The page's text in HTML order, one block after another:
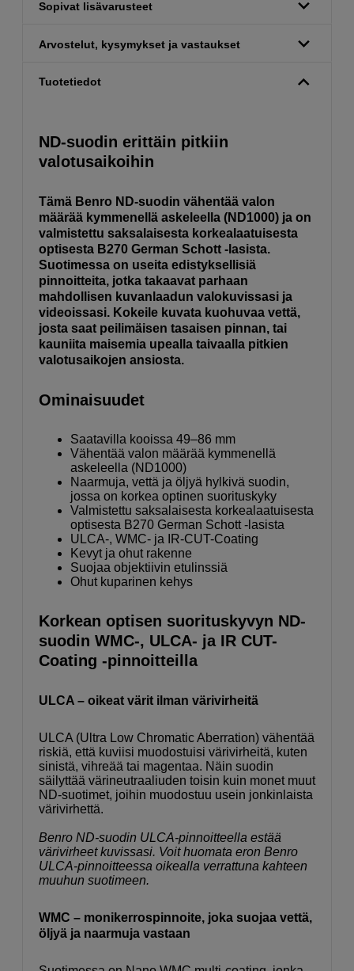
Sopivat lisävarusteet
Arvostelut, kysymykset ja vastaukset
Tuotetiedot
ND-suodin erittäin pitkiin
valotusaikoihin
Tämä Benro ND-suodin vähentää valon
määrää kymmenellä askeleella (ND1000) ja on
valmistettu saksalaisesta korkealaatuisesta
optisesta B270 German Schott -lasista.
Suotimessa on useita edistyksellisiä
pinnoitteita, jotka takaavat parhaan
mahdollisen kuvanlaadun valokuvissasi ja
videoissasi. Kokeile kuvata kuohuvaa vettä,
josta saat peilimäisen tasaisen pinnan, tai
kauniita maisemia upealla taivaalla pitkien
valotusaikojen ansiosta.
Ominaisuudet
Saatavilla kooissa 49–86 mm
Vähentää valon määrää kymmenellä
askeleella (ND1000)
Naarmuja, vettä ja öljyä hylkivä suodin,
jossa on korkea optinen suorituskyky
Valmistettu saksalaisesta korkealaatuisesta
optisesta B270 German Schott -lasista
ULCA-, WMC- ja IR-CUT-Coating
Kevyt ja ohut rakenne
Suojaa objektiivin etulinssiä
Ohut kuparinen kehys
Korkean optisen suorituskyvyn ND-
suodin WMC-, ULCA- ja IR CUT-
Coating -pinnoitteilla
ULCA – oikeat värit ilman värivirheitä
ULCA (Ultra Low Chromatic Aberration) vähentää
riskiä, että kuviisi muodostuisi värivirheitä, kuten
sinistä, vihreää tai magentaa. Näin suodin
säilyttää värineutraaliuden toisin kuin monet muut
ND-suotimet, joihin muodostuu usein jonkinlaista
värivirhettä.
Benro ND-suodin ULCA-pinnoitteella estää
värivirheet kuvissasi. Voit huomata eron Benro
ULCA-pinnoitteessa oikealla verrattuna kahteen
muuhun suotimeen.
WMC – monikerrospinnoite, joka suojaa vettä,
öljyä ja naarmuja vastaan